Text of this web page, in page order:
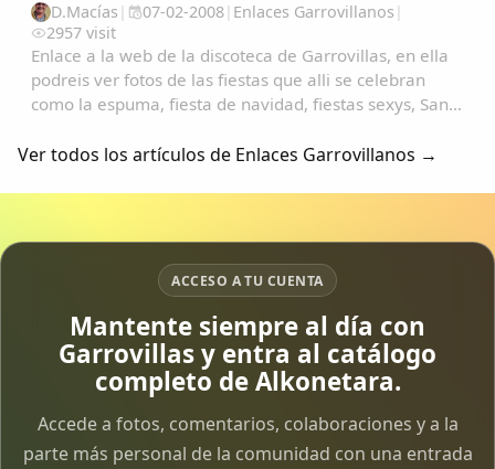
D.Macías | 07-02-2008| Enlaces Garrovillanos |
2957 visit
Enlace a la web de la discoteca de Garrovillas, en ella
podreis ver fotos de las fiestas que alli se celebran
como la espuma, fiesta de navidad, fiestas sexys, San
Ver todos los artículos de Enlaces Garrovillanos →
ACCESO A TU CUENTA
Mantente siempre al día con
Garrovillas y entra al catálogo
completo de Alkonetara.
Accede a fotos, comentarios, colaboraciones y a la
parte más personal de la comunidad con una entrada